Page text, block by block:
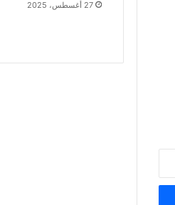
27 أغسطس، 2025